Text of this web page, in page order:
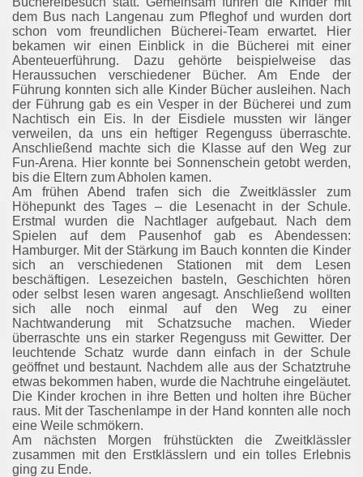
dem Bus nach Langenau zum Pfleghof und wurden dort
schon vom freundlichen Bücherei-Team erwartet. Hier
bekamen wir einen Einblick in die Bücherei mit einer
Abenteuerführung. Dazu gehörte beispielweise das
Heraussuchen verschiedener Bücher. Am Ende der
Führung konnten sich alle Kinder Bücher ausleihen. Nach
der Führung gab es ein Vesper in der Bücherei und zum
Nachtisch ein Eis. In der Eisdiele mussten wir länger
verweilen, da uns ein heftiger Regenguss überraschte.
Anschließend machte sich die Klasse auf den Weg zur
Fun-Arena. Hier konnte bei Sonnenschein getobt werden,
bis die Eltern zum Abholen kamen.
Am frühen Abend trafen sich die Zweitklässler zum
Höhepunkt des Tages – die Lesenacht in der Schule.
Erstmal wurden die Nachtlager aufgebaut. Nach dem
Spielen auf dem Pausenhof gab es Abendessen:
Hamburger. Mit der Stärkung im Bauch konnten die Kinder
sich an verschiedenen Stationen mit dem Lesen
beschäftigen. Lesezeichen basteln, Geschichten hören
oder selbst lesen waren angesagt. Anschließend wollten
sich alle noch einmal auf den Weg zu einer
Nachtwanderung mit Schatzsuche machen. Wieder
überraschte uns ein starker Regenguss mit Gewitter. Der
leuchtende Schatz wurde dann einfach in der Schule
geöffnet und bestaunt. Nachdem alle aus der Schatztruhe
etwas bekommen haben, wurde die Nachtruhe eingeläutet.
Die Kinder krochen in ihre Betten und holten ihre Bücher
raus. Mit der Taschenlampe in der Hand konnten alle noch
eine Weile schmökern.
Am nächsten Morgen frühstückten die Zweitklässler
zusammen mit den Erstklässlern und ein tolles Erlebnis
ging zu Ende.